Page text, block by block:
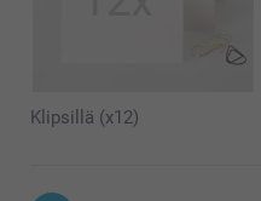
Klipsillä (x12)